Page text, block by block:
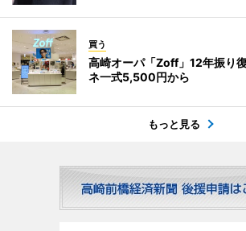
買う
高崎オーパ「Zoff」12年振り
ネ一式5,500円から
もっと見る